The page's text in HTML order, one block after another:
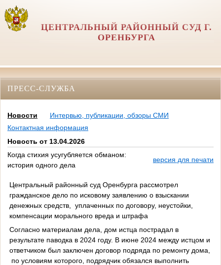
ЦЕНТРАЛЬНЫЙ РАЙОННЫЙ СУД Г.
ОРЕНБУРГА
ПРЕСС-СЛУЖБА
Новости
Интервью, публикации, обзоры СМИ
Контактная информация
Новость от 13.04.2026
Когда стихия усугубляется обманом:
история одного дела
версия для печати
Центральный районный суд Оренбурга рассмотрел
гражданское дело по исковому заявлению о взыскании
денежных средств, уплаченных по договору, неустойки,
компенсации морального вреда и штрафа
Согласно материалам дела, дом истца пострадал в
результате паводка в 2024 году. В июне 2024 между истцом и
ответчиком был заключен договор подряда по ремонту дома,
по условиям которого, подрядчик обязался выполнить